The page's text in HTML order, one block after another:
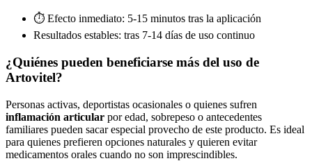
⏱ Efecto inmediato: 5-15 minutos tras la aplicación
Resultados estables: tras 7-14 días de uso continuo
¿Quiénes pueden beneficiarse más del uso de
Artovitel?
Personas activas, deportistas ocasionales o quienes sufren
inflamación articular por edad, sobrepeso o antecedentes
familiares pueden sacar especial provecho de este producto. Es ideal
para quienes prefieren opciones naturales y quieren evitar
medicamentos orales cuando no son imprescindibles.